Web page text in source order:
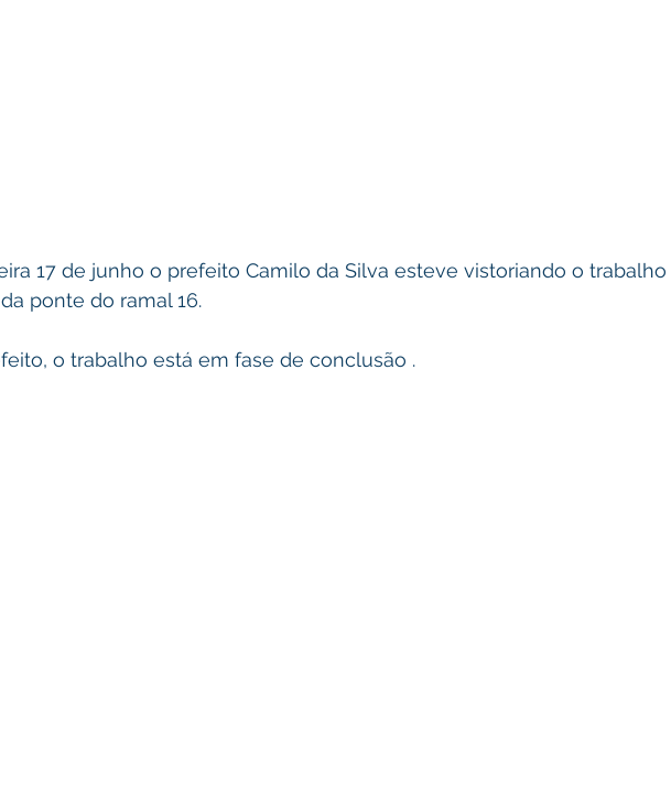
17 de junho o prefeito Camilo da Silva esteve vistoriando o trabalho
ponte do ramal 16.
o trabalho está em fase de conclusão .